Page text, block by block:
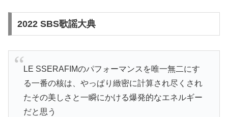
2022 SBS歌謡大典
LE SSERAFIMのパフォーマンスを唯一無二にす
る一番の核は、やっぱり緻密に計算され尽くされ
たその美しさと一瞬にかける爆発的なエネルギー
だと思う